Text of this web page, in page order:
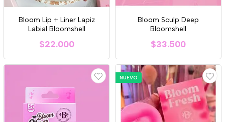
Bloom Lip + Liner Lapiz
Labial Bloomshell
$22.000
Bloom Sculp Deep
Bloomshell
$33.500
NUEVO